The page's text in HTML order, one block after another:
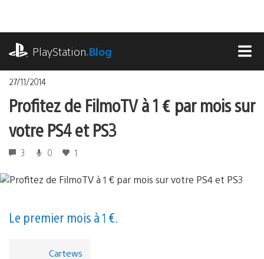
contenu
PlayStation.Blog
27/11/2014
Profitez de FilmoTV à 1 € par mois sur
votre PS4 et PS3
3 0 1
Le premier mois à 1 €.
Cartews